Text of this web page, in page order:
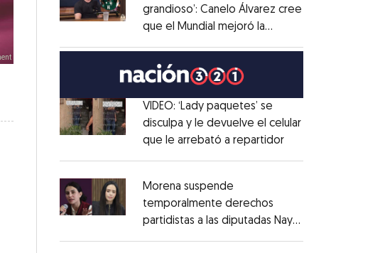
Opens in new window
grandioso’: Canelo Álvarez cree
que el Mundial mejoró la
Opens in new window
VIDEO: ‘Lady paquetes’ se
disculpa y le devuelve el celular
que le arrebató a repartidorOpens in new
Opens in new window
Morena suspende
temporalmente derechos
partidistas a las diputadas Nay